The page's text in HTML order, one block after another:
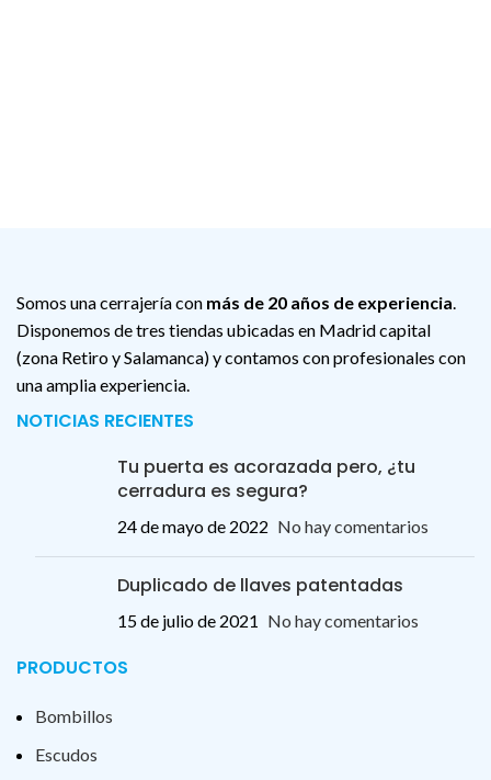
Somos una cerrajería con más de 20 años de experiencia
Disponemos de tres tiendas ubicadas en Madrid capital
(zona Retiro y Salamanca) y contamos con profesionales con
una amplia experiencia.
NOTICIAS RECIENTES
Tu puerta es acorazada pero, ¿tu
cerradura es segura?
24 de mayo de 2022 No hay comentarios
Duplicado de llaves patentadas
15 de julio de 2021 No hay comentarios
PRODUCTOS
Bombillos
Escudos